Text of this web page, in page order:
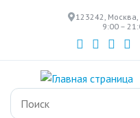
123242,
9:00 –